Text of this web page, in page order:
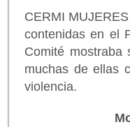
CERMI
contenidas en el
Comité mostraba
muchas de ellas
violencia.